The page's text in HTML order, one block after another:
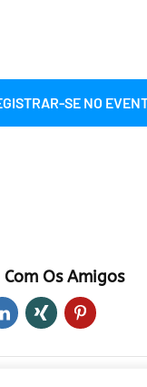
SE NO
Os Amigos